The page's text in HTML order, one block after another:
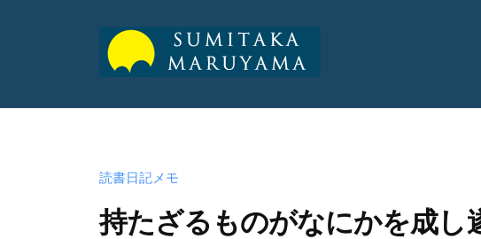
純
孝
純
読書日記メモ
持たざるものがなにかを成し
純
式
イ